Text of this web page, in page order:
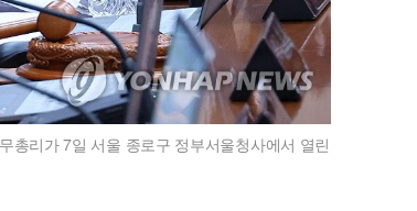
총리가 7일 서울 종로구 정부서울청사에서 열린